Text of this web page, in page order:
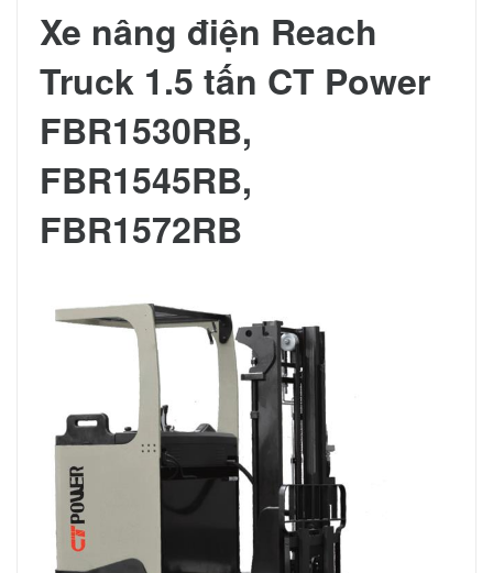
Xe nâng điện Reach
Truck 1.5 tấn CT Power
FBR1530RB,
FBR1545RB,
FBR1572RB